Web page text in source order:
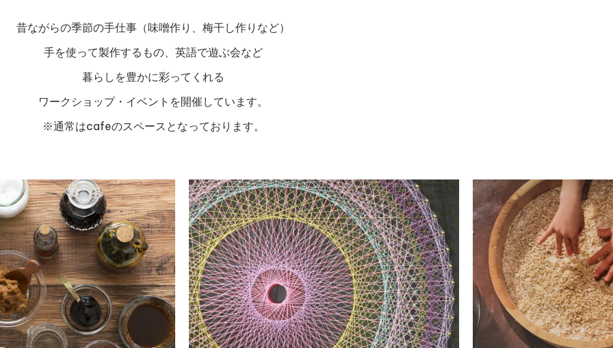
昔ながらの季節の手仕事 （味噌作り、梅干し作りなど）
手を使って製作するもの、英語で遊ぶ会など
暮らしを豊かに彩ってくれる
ワークショップ・イベントを開催しています。
※通常はcafeのスペースとなっております。